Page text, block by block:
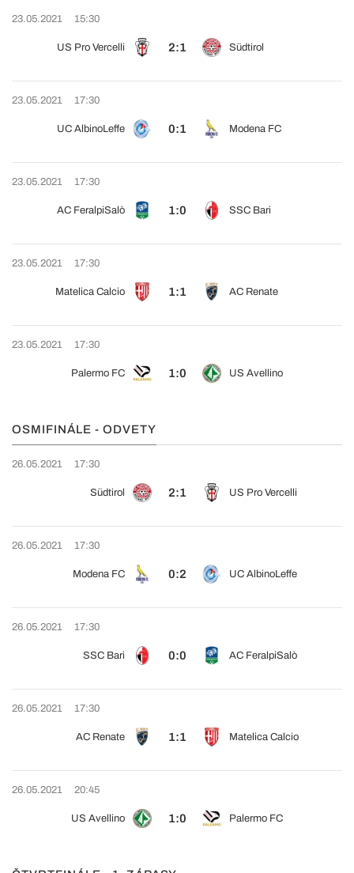
23.05.2021 15:30
US Pro Vercelli 2:1 Südtirol
23.05.2021 17:30
UC AlbinoLeffe 0:1 Modena FC
23.05.2021 17:30
AC FeralpiSalò 1:0 SSC Bari
23.05.2021 17:30
Matelica Calcio 1:1 AC Renate
23.05.2021 17:30
Palermo FC 1:0 US Avellino
OSMIFINÁLE - ODVETY
26.05.2021 17:30
Südtirol 2:1 US Pro Vercelli
26.05.2021 17:30
Modena FC 0:2 UC AlbinoLeffe
26.05.2021 17:30
SSC Bari 0:0 AC FeralpiSalò
26.05.2021 17:30
AC Renate 1:1 Matelica Calcio
26.05.2021 20:45
US Avellino 1:0 Palermo FC